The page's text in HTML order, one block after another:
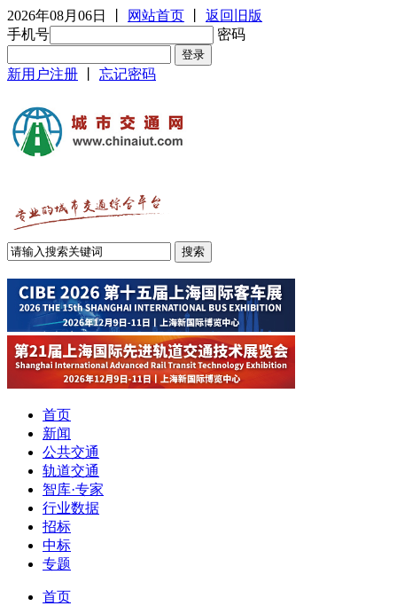
2026年08月06日 网站首页
返回旧版
手机号
密码
新用户注册 忘记密码
首页
新闻
公共交通
轨道交通
智库·专家
行业数据
招标
中标
专题
首页